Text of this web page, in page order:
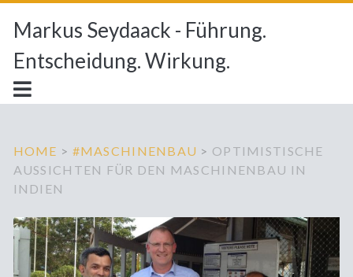
Markus Seydaack - Führung.
Entscheidung. Wirkung.
HOME > #MASCHINENBAU > OPTIMISTISCHE
AUSSICHTEN FÜR DEN MASCHINENBAU IN
INDIEN